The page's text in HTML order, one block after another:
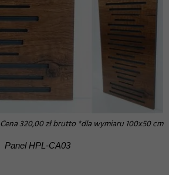
Cena 320,00 zł brutto *dla wymiaru 100x50 cm
Panel HPL-CA03